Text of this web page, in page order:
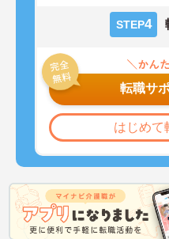
STEP4
転職サ
はじめて